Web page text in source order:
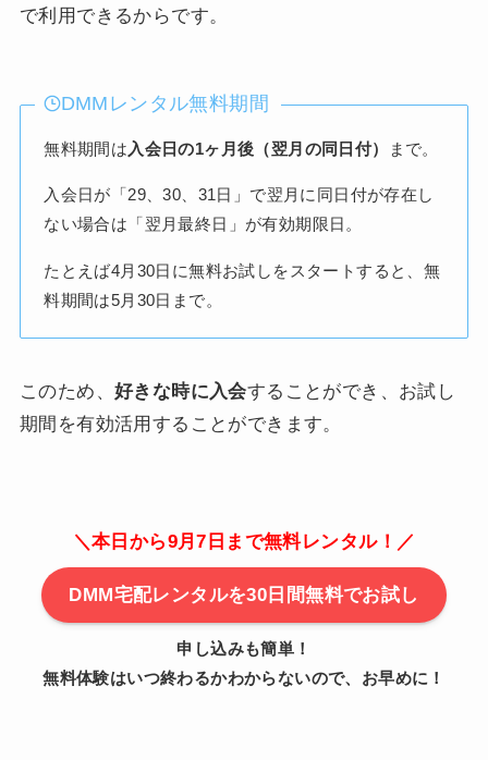
で利用できるからです。
DMMレンタル無料期間
無料期間は 入会日の1ヶ月後（翌月の同日付） まで。
入会日が「29、30、31日」で翌月に同日付が存在し
ない場合は「翌月最終日」が有効期限日。
たとえば4月30日に無料お試しをスタートすると、無
料期間は5月30日まで。
このため、 好きな時に入会することができ、お試し
期間を有効活用することができます。
＼本日から9月7日まで無料レンタル！／
DMM宅配レンタルを30日間無料でお試し
申し込みも簡単！
無料体験はいつ終わるかわからないので、お早めに！